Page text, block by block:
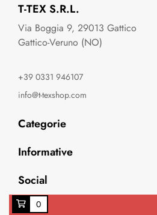
T-TEX S.R.L.
Via Boggia 9, 29013 Gattico
Gattico-Veruno (NO)
+39 0331 946107
info@t-texshop.com
Categorie
Informative
Social
0